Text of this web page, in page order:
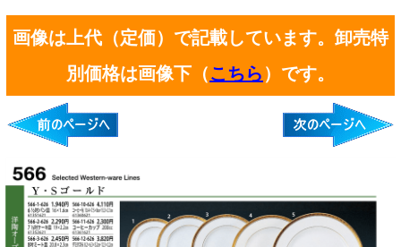
画像は上代（定価）で記載しています。卸売特
別価格は画像下（こちら ）です。